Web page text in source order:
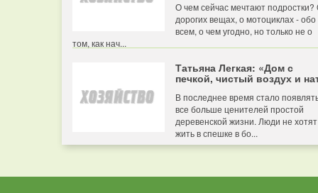
О чем сейчас мечтают подростки?
дорогих вещах, о мотоциклах - обо
всем, о чем угодно, но только не о
том, как нач...
Татьяна Легкая: «Дом с
печкой, чистый воздух и
В последнее время стало
все больше ценителей простой
деревенской жизни. Люди не хотят
жить в спешке в бо...